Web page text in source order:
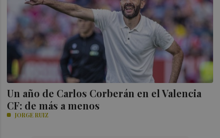
Un año de Carlos Corberán en el Valencia
CF: de más a menos
JORGE RUIZ